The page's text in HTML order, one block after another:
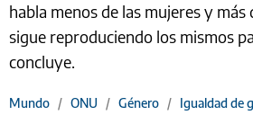
habla menos de las mujeres y
sigue reproduciendo los mismos
concluye.
Mundo / ONU / Género / Igualdad de